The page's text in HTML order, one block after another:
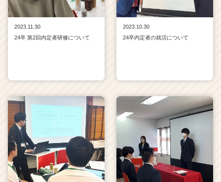
2023.11.30
24卒 第2回内定者研修について
2023.10.30
24卒内定者の就活について